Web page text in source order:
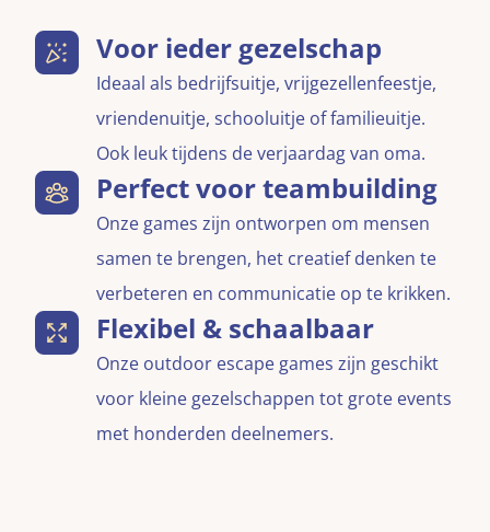
Voor ieder gezelschap
Ideaal als bedrijfsuitje, vrijgezellenfeestje,
vriendenuitje, schooluitje of familieuitje.
Ook leuk tijdens de verjaardag van oma.
Perfect voor teambuilding
Onze games zijn ontworpen om mensen
samen te brengen, het creatief denken te
verbeteren en communicatie op te krikken.
Flexibel & schaalbaar
Onze outdoor escape games zijn geschikt
voor kleine gezelschappen tot grote events
met honderden deelnemers.